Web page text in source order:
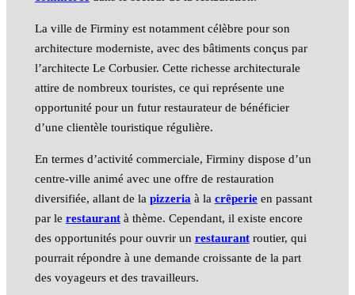
La ville de Firminy est notamment célèbre pour son
architecture moderniste, avec des bâtiments conçus par
l’architecte Le Corbusier. Cette richesse architecturale
attire de nombreux touristes, ce qui représente une
opportunité pour un futur restaurateur de bénéficier
d’une clientèle touristique régulière.
En termes d’activité commerciale, Firminy dispose d’un
centre-ville animé avec une offre de restauration
diversifiée, allant de la pizzeriaà la crêperieen passant
par le restaurantà thème. Cependant, il existe encore
des opportunités pour ouvrir un restaurantroutier, qui
pourrait répondre à une demande croissante de la part
des voyageurs et des travailleurs.